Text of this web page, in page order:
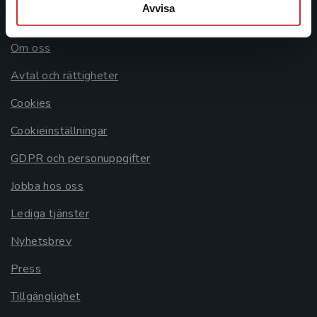
Avvisa
Om oss
Avtal och rättigheter
Cookies
Cookieinställningar
GDPR och personuppgifter
Jobba hos oss
Lediga tjänster
Nyhetsbrev
Press
Tillgänglighet